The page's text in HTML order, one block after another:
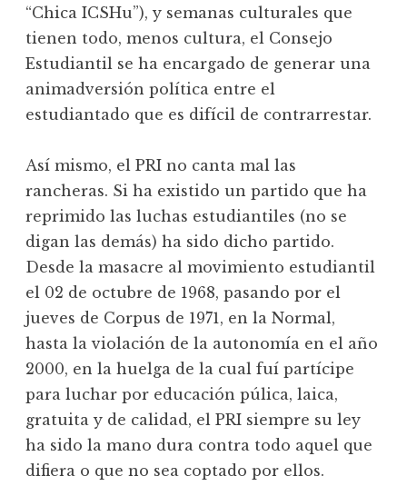
“Chica ICSHu”), y semanas culturales que
tienen todo, menos cultura, el Consejo
Estudiantil se ha encargado de generar una
animadversión política entre el
estudiantado que es difícil de contrarrestar.
Así mismo, el PRI no canta mal las
rancheras. Si ha existido un partido que ha
reprimido las luchas estudiantiles (no se
digan las demás) ha sido dicho partido.
Desde la masacre al movimiento estudiantil
el 02 de octubre de 1968, pasando por el
jueves de Corpus de 1971, en la Normal,
hasta la violación de la autonomía en el año
2000, en la huelga de la cual fuí partícipe
para luchar por educación púlica, laica,
gratuita y de calidad, el PRI siempre su ley
ha sido la mano dura contra todo aquel que
difiera o que no sea coptado por ellos.